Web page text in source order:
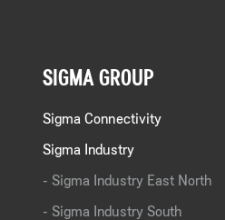
SIGMA GROUP
Sigma Connectivity
Sigma Industry
Sigma Industry East North
Sigma Industry South